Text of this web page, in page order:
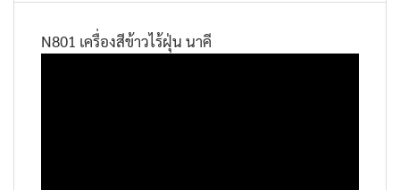
N801 เครื่องสีข้าวไร้ฝุ่น นาคี